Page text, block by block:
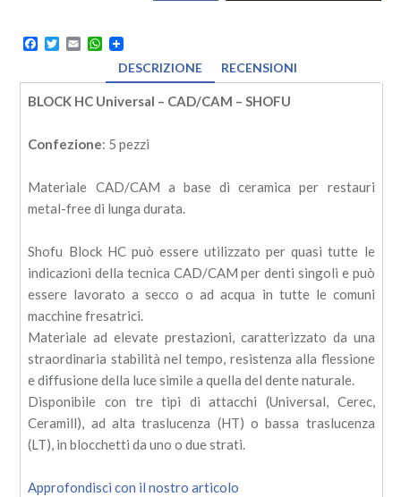
CAD/CAM
-
SHOFU
quantità
Facebook
TwitterEmailWhatsApp
DESCRIZIONE
RECENSIONI
BLOCK HC Universal – CAD/CAM – SHOFU
Confezione: 5 pezzi
Materiale CAD/CAM a base di ceramica per restauri
metal-free di lunga durata.
Shofu Block HC può essere utilizzato per quasi tutte le
indicazioni della tecnica CAD/CAM per denti singoli e può
essere lavorato a secco o ad acqua in tutte le comuni
macchine fresatrici.
Materiale ad elevate prestazioni, caratterizzato da una
straordinaria stabilità nel tempo, resistenza alla flessione
e diffusione della luce simile a quella del dente naturale.
Disponibile con tre tipi di attacchi (Universal, Cerec,
Ceramill), ad alta traslucenza (HT) o bassa traslucenza
(LT), in blocchetti da uno o due strati.
Approfondisci con il nostro articolo